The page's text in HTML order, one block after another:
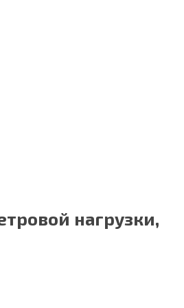
нагрузки,